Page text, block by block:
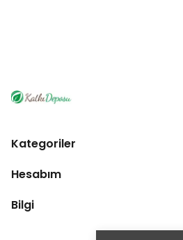
Kategoriler
Hesabım
Bilgi